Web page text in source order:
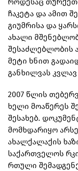
როდესაც
ჩაკეტა და ამით
გიუმრისა და
ახალი
შესაძლებლობის
მეტი ხნით
განხილვას
2007 წლის
ხელი მოაწერეს
შესახებ.
მომხდარიყო
ახალქალაქის
საქართველოს
რთული